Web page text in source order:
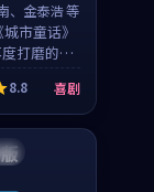
、金泰浩 等
市童话》
打磨的喜
的取景与
围相互成
金泰浩的
制，让整
与温度
8.8 喜剧
播